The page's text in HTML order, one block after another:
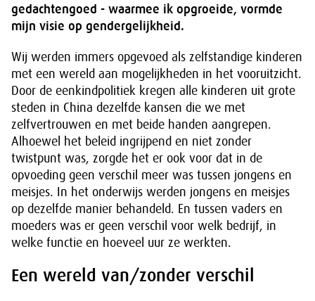
gedachtengoed - waarmee ik opgroeide, vormde
mijn visie op gendergelijkheid.
Wij werden immers opgevoed als zelfstandige kinderen
met een wereld aan mogelijkheden in het vooruitzicht.
Door de eenkindpolitiek kregen alle kinderen uit grote
steden in China dezelfde kansen die we met
zelfvertrouwen en met beide handen aangrepen.
Alhoewel het beleid ingrijpend en niet zonder
twistpunt was, zorgde het er ook voor dat in de
opvoeding geen verschil meer was tussen jongens en
meisjes. In het onderwijs werden jongens en meisjes
op dezelfde manier behandeld. En tussen vaders en
moeders was er geen verschil voor welk bedrijf, in
welke functie en hoeveel uur ze werkten.
Een wereld van/zonder verschil